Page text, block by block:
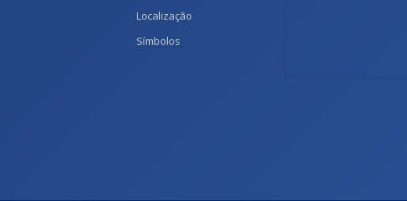
Localização
Símbolos